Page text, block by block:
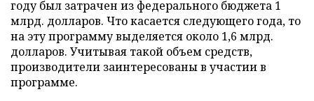
году был затрачен из федерального бюджета 1
млрд. долларов. Что касается следующего года, то
на эту программу выделяется около 1,6 млрд.
долларов. Учитывая такой объем средств,
производители заинтересованы в участии в
программе.